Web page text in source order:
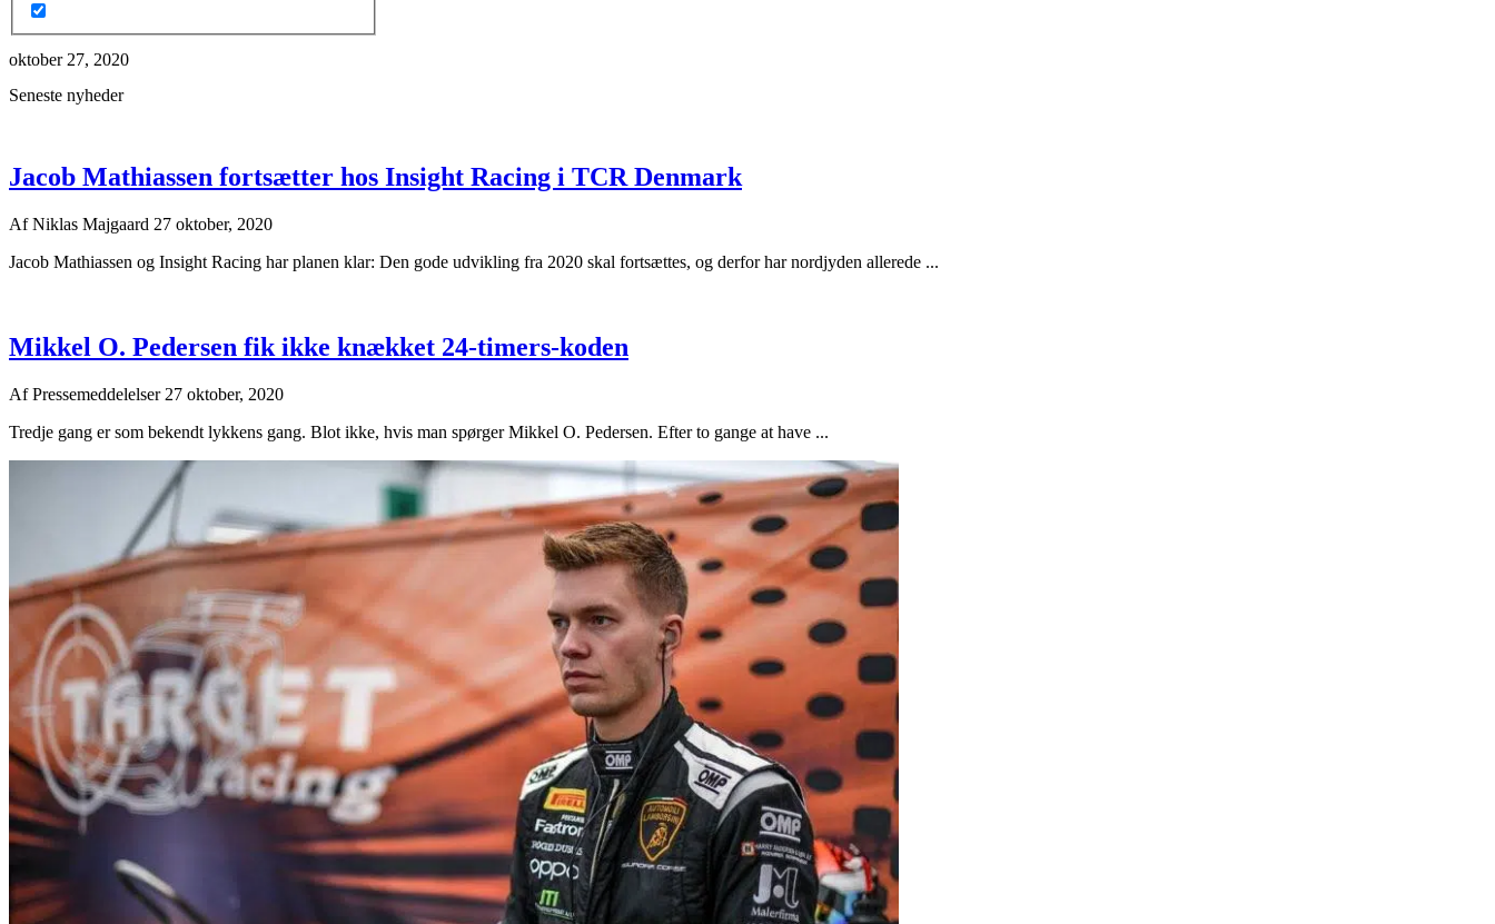
oktober 27, 2020
Seneste nyheder
Jacob Mathiassen fortsætter hos Insight Racing i TCR Denmark
AfNiklas Majgaard 27 oktober, 2020
Jacob Mathiassen og Insight Racing har planen klar: Den gode udvikling fra 2020 skal fortsættes, og derfor har nordjyden allerede ...
Mikkel O. Pedersen fik ikke knækket 24-timers-koden
AfPressemeddelelser 27 oktober, 2020
Tredje gang er som bekendt lykkens gang. Blot ikke, hvis man spørger Mikkel O. Pedersen. Efter to gange at have ...